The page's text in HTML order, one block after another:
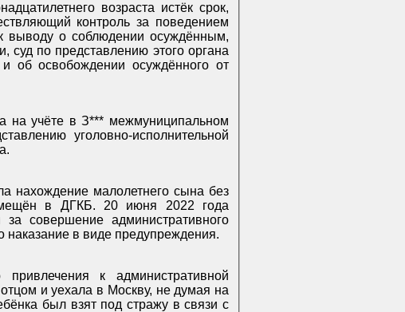
возраста истёк срок,
контроль за поведением
выводу о соблюдении осуждённым,
суд по представлению этого органа
об освобождении осуждённого от
на учёте в З*** межмуниципальном
уголовно-исполнительной
нахождение малолетнего сына без
в ДГКБ. 20 июня 2022 года
за совершение административного
в виде предупреждения.
к административной
и уехала в Москву, не думая на
был взят под стражу в связи с